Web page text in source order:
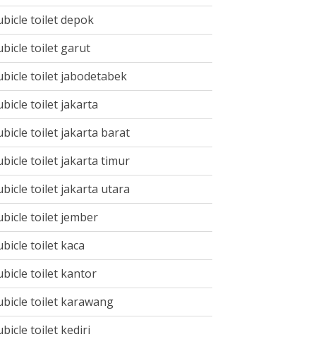
toilet depok
toilet garut
toilet jabodetabek
toilet jakarta
toilet jakarta barat
toilet jakarta timur
toilet jakarta utara
toilet jember
toilet kaca
toilet kantor
toilet karawang
toilet kediri